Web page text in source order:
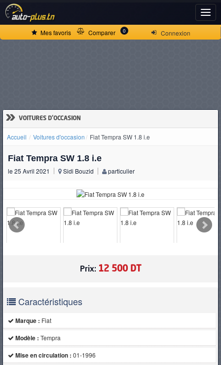
Connexion
Mes favoris Comparer 0
» VOITURES D'OCCASION
Accueil Voitures d'occasion Fiat Tempra SW 1.8 i.e
Fiat Tempra SW 1.8 i.e
le 25 Avril 2021 Sidi Bouzid particulier
Prix: 12 500 DT
Caractéristiques
Marque : Fiat
Modèle : Tempra
Mise en circulation : 01-1996
ACCUEIL
D'OCCASION